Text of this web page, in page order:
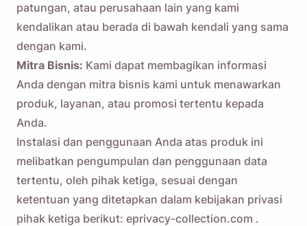
patungan, atau perusahaan lain yang kami
kendalikan atau berada di bawah kendali yang sama
dengan kami.
Mitra Bisnis: Kami dapat membagikan informasi
Anda dengan mitra bisnis kami untuk menawarkan
produk, layanan, atau promosi tertentu kepada
Anda.
Instalasi dan penggunaan Anda atas produk ini
melibatkan pengumpulan dan penggunaan data
tertentu, oleh pihak ketiga, sesuai dengan
ketentuan yang ditetapkan dalam kebijakan privasi
pihak ketiga berikut: eprivacy-collection.com .